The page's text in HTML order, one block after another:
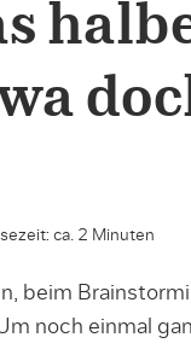
ca. 2 Minuten
beim
noch einmal